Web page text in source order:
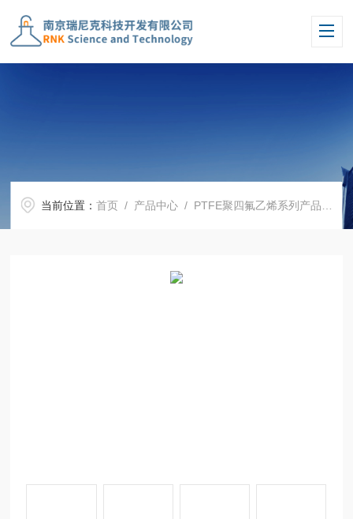
当前位置：首页 / 产品中心 / PTFE聚四氟乙烯系列产品